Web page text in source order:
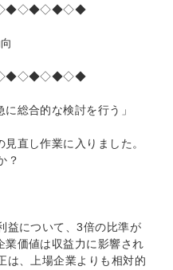
総合的な検討を行う」
直し作業に入りました。
？
益について、3倍の比準が
価値は収益力に影響され
は、上場企業よりも相対的